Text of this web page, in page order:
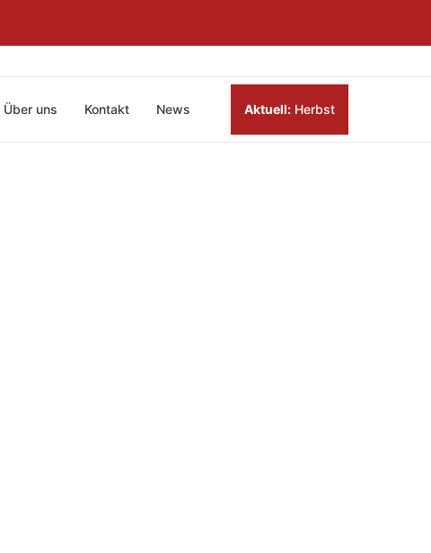
Über uns Kontakt News Aktuell: Herbst